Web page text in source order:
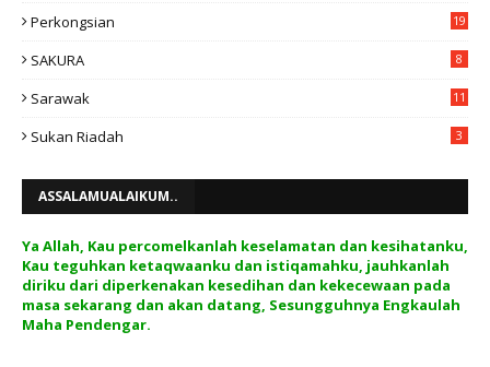
Perkongsian 19
SAKURA 8
Sarawak 11
Sukan Riadah 3
ASSALAMUALAIKUM..
Ya Allah, Kau percomelkanlah keselamatan dan kesihatanku,
Kau teguhkan ketaqwaanku dan istiqamahku, jauhkanlah
diriku dari diperkenakan kesedihan dan kekecewaan pada
masa sekarang dan akan datang, Sesungguhnya Engkaulah
Maha Pendengar.